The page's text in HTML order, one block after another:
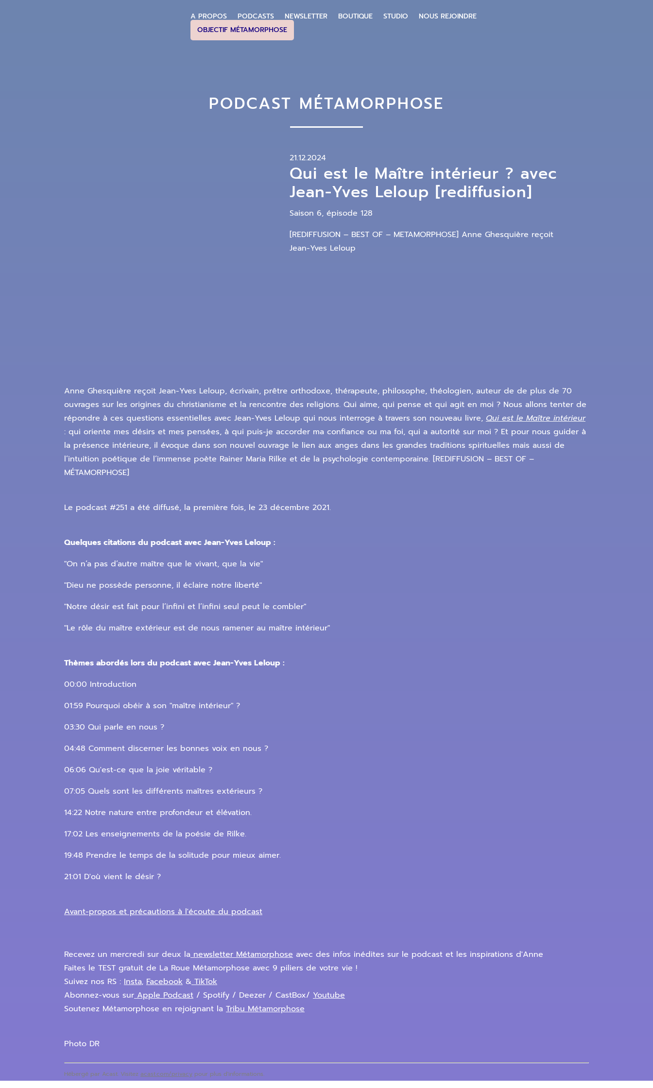
A PROPOS PODCASTS NEWSLETTER BOUTIQUE STUDIO
NOUS REJOINDRE
OBJECTIF MÉTAMORPHOSE
PODCAST MÉTAMORPHOSE
21.12.2024
Qui est le Maître intérieur ? avec
Jean-Yves Leloup [rediffusion]
Saison 6, épisode 128
[REDIFFUSION – BEST OF – METAMORPHOSE] Anne Ghesquière reçoit
Jean-Yves Leloup
Anne Ghesquière reçoit Jean-Yves Leloup, écrivain, prêtre orthodoxe, thérapeute, philosophe, théologien, auteur de de plus de 70
ouvrages sur les origines du christianisme et la rencontre des religions. Qui aime, qui pense et qui agit en moi ? Nous allons tenter de
répondre à ces questions essentielles avec Jean-Yves Leloup qui nous interroge à travers son nouveau livre, Qui est le Maître intérieur
: qui oriente mes désirs et mes pensées, à qui puis-je accorder ma confiance ou ma foi, qui a autorité sur moi ? Et pour nous guider à
la présence intérieure, il évoque dans son nouvel ouvrage le lien aux anges dans les grandes traditions spirituelles mais aussi de
l’intuition poétique de l’immense poète Rainer Maria Rilke et de la psychologie contemporaine. [REDIFFUSION – BEST OF –
MÉTAMORPHOSE]
Le podcast #251 a été diffusé, la première fois, le 23 décembre 2021.
Quelques citations du podcast avec Jean-Yves Leloup :
"On n’a pas d’autre maître que le vivant, que la vie"
"Dieu ne possède personne, il éclaire notre liberté"
"Notre désir est fait pour l’infini et l’infini seul peut le combler"
"Le rôle du maître extérieur est de nous ramener au maître intérieur"
Thèmes abordés lors du podcast avec Jean-Yves Leloup :
00:00 Introduction
01:59 Pourquoi obéir à son "maître intérieur" ?
03:30 Qui parle en nous ?
04:48 Comment discerner les bonnes voix en nous ?
06:06 Qu'est-ce que la joie véritable ?
07:05 Quels sont les différents maîtres extérieurs ?
14:22 Notre nature entre profondeur et élévation.
17:02 Les enseignements de la poésie de Rilke.
19:48 Prendre le temps de la solitude pour mieux aimer.
21:01 D'où vient le désir ?
Avant-propos et précautions à l'écoute du podcast
Recevez un mercredi sur deux la newsletter Métamorphose avec des infos inédites sur le podcast et les inspirations d'Anne
Faites le TEST gratuit de La Roue Métamorphose avec 9 piliers de votre vie !
Suivez nos RS : Insta, Facebook &TikTok
Abonnez-vous surApple Podcast / Spotify / Deezer / CastBox/ Youtube
Soutenez Métamorphose en rejoignant la Tribu Métamorphose
Photo DR
Hébergé par Acast. Visitez acast.com/privacy pour plus d'informations.